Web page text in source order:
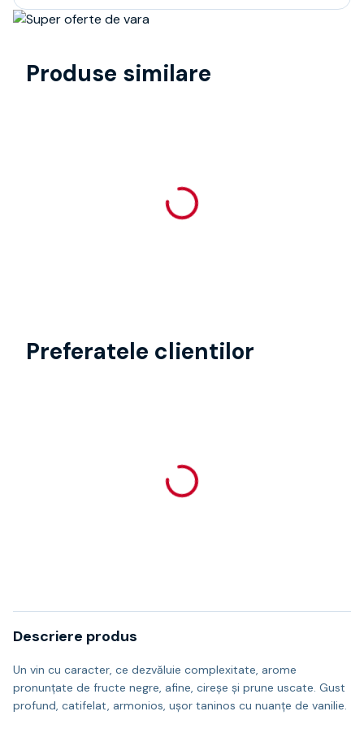
Produse similare
Preferatele clientilor
Descriere produs
Un vin cu caracter, ce dezvăluie complexitate, arome
pronunțate de fructe negre, afine, cireșe și prune uscate. Gust
profund, catifelat, armonios, ușor taninos cu nuanțe de vanilie.